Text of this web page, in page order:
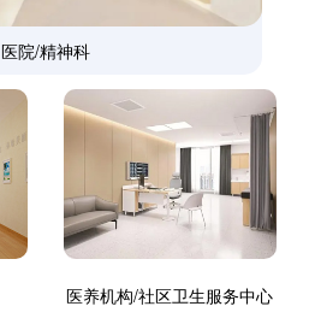
医院/精神科
医养机构/社区卫生服务中心